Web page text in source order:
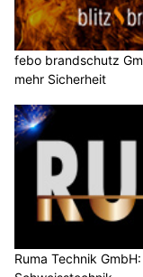
febo brandschutz
mehr Sicherheit
Ruma Technik